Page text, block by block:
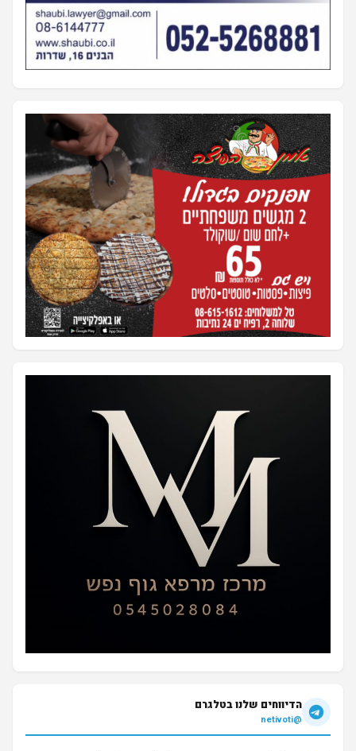
הדיווחים שלנו בטלגרם
@netivoti